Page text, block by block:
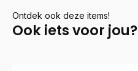
Ontdek ook deze items!
Ook iets voor jou?